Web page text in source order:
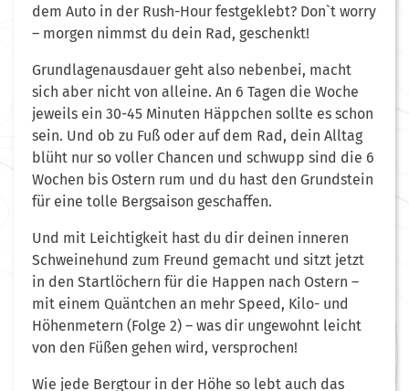
dem Auto in der Rush-Hour festgeklebt? Don`t worry
– morgen nimmst du dein Rad, geschenkt!
Grundlagenausdauer geht also nebenbei, macht
sich aber nicht von alleine. An 6 Tagen die Woche
jeweils ein 30-45 Minuten Häppchen sollte es schon
sein. Und ob zu Fuß oder auf dem Rad, dein Alltag
blüht nur so voller Chancen und schwupp sind die 6
Wochen bis Ostern rum und du hast den Grundstein
für eine tolle Bergsaison geschaffen.
Und mit Leichtigkeit hast du dir deinen inneren
Schweinehund zum Freund gemacht und sitzt jetzt
in den Startlöchern für die Happen nach Ostern –
mit einem Quäntchen an mehr Speed, Kilo- und
Höhenmetern (Folge 2) – was dir ungewohnt leicht
von den Füßen gehen wird, versprochen!
Wie jede Bergtour in der Höhe so lebt auch das